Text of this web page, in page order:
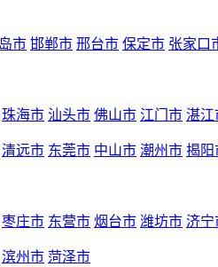
市 邯郸市 邢台市 保定市 张家口
珠海市 汕头市 佛山市 江门市 湛江
清远市 东莞市 中山市 潮州市 揭阳
枣庄市 东营市 烟台市 潍坊市 济宁
滨州市 菏泽市